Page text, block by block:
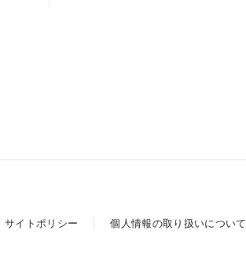
サイトポリシー 個人情報の取り扱いについて